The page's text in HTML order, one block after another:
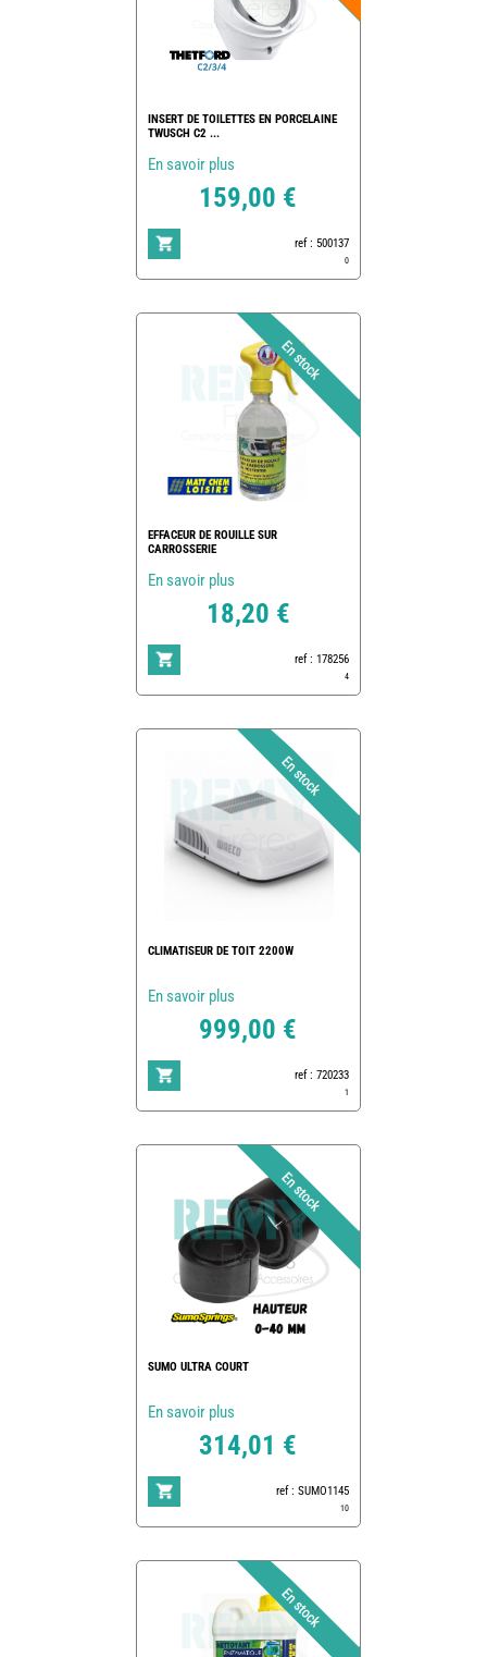
INSERT DE TOILETTES EN PORCELAINE
TWUSCH C2 ...
En savoir plus
159,00 €
ref : 500137
0
EFFACEUR DE ROUILLE SUR
CARROSSERIE
En savoir plus
18,20 €
ref : 178256
4
CLIMATISEUR DE TOIT 2200W
En savoir plus
999,00 €
ref : 720233
1
SUMO ULTRA COURT
En savoir plus
314,01 €
ref : SUMO1145
10